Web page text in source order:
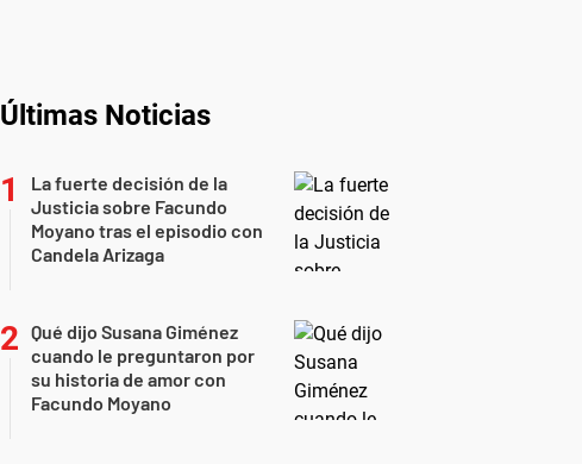
Últimas Noticias
La fuerte decisión de la
Justicia sobre Facundo
Moyano tras el episodio con
Candela Arizaga
Qué dijo Susana Giménez
cuando le preguntaron por
su historia de amor con
Facundo Moyano